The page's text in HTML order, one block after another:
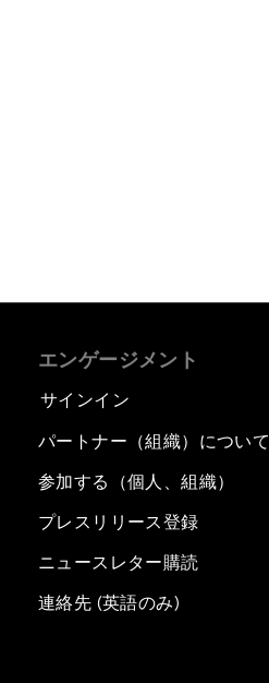
エンゲージメント
サインイン
パートナー（組織）について
参加する（個人、組織）
プレスリリース登録
ニュースレター購読
連絡先 (英語のみ)